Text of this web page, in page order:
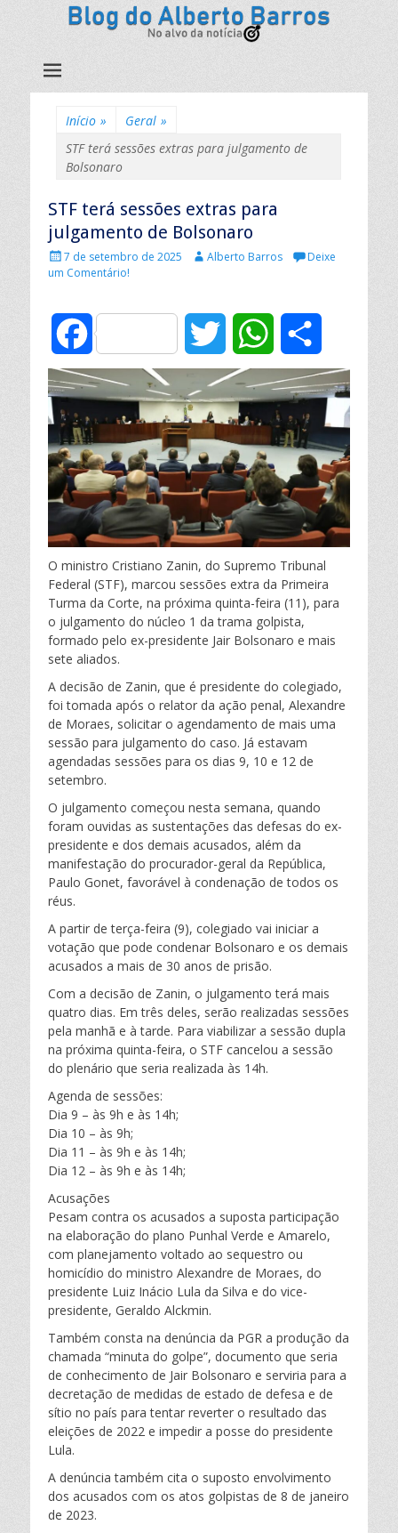
Início » Geral »
STF terá sessões extras para julgamento de
Bolsonaro
STF terá sessões extras para
julgamento de Bolsonaro
P
u
a
d
o
e
m
7 de setembro de 2025
A
r
:
Alberto Barros
Deixe
um Comentário!
F
a
c
e
b
o
o
k
w
i
t
t
e
r
h
a
t
A
p
p
o
m
p
a
r
t
h
O ministro Cristiano Zanin, do Supremo Tribunal
Federal (STF), marcou sessões extra da Primeira
Turma da Corte, na próxima quinta-feira (11), para
o julgamento do núcleo 1 da trama golpista,
formado pelo ex-presidente Jair Bolsonaro e mais
sete aliados.
A decisão de Zanin, que é presidente do colegiado,
foi tomada após o relator da ação penal, Alexandre
de Moraes, solicitar o agendamento de mais uma
sessão para julgamento do caso. Já estavam
agendadas sessões para os dias 9, 10 e 12 de
setembro.
O julgamento começou nesta semana, quando
foram ouvidas as sustentações das defesas do ex-
presidente e dos demais acusados, além da
manifestação do procurador-geral da República,
Paulo Gonet, favorável à condenação de todos os
réus.
A partir de terça-feira (9), colegiado vai iniciar a
votação que pode condenar Bolsonaro e os demais
acusados a mais de 30 anos de prisão.
Com a decisão de Zanin, o julgamento terá mais
quatro dias. Em três deles, serão realizadas sessões
pela manhã e à tarde. Para viabilizar a sessão dupla
na próxima quinta-feira, o STF cancelou a sessão
do plenário que seria realizada às 14h.
Agenda de sessões:
Dia 9 – às 9h e às 14h;
Dia 10 – às 9h;
Dia 11 – às 9h e às 14h;
Dia 12 – às 9h e às 14h;
Acusações
Pesam contra os acusados a suposta participação
na elaboração do plano Punhal Verde e Amarelo,
com planejamento voltado ao sequestro ou
homicídio do ministro Alexandre de Moraes, do
presidente Luiz Inácio Lula da Silva e do vice-
presidente, Geraldo Alckmin.
Também consta na denúncia da PGR a produção da
chamada “minuta do golpe”, documento que seria
de conhecimento de Jair Bolsonaro e serviria para a
decretação de medidas de estado de defesa e de
sítio no país para tentar reverter o resultado das
eleições de 2022 e impedir a posse do presidente
Lula.
A denúncia também cita o suposto envolvimento
dos acusados com os atos golpistas de 8 de janeiro
de 2023.